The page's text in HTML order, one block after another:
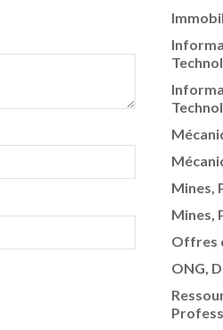
Mines,
Mines,
Offres
ONG,